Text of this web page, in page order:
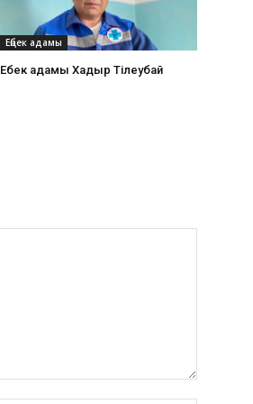
Еңбек адамы
Еңбек адамы Хадыр Тілеубай